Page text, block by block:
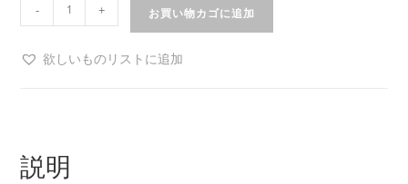
- + お買い物カゴに追加
欲しいものリストに追加
説明